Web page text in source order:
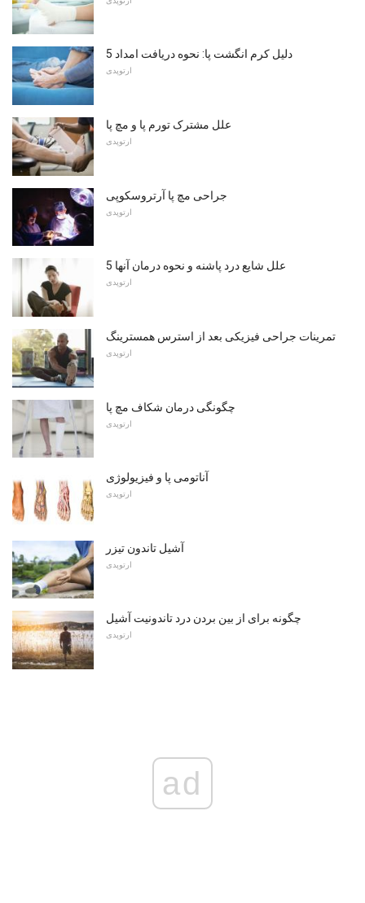
5 دلیل کرم انگشت پا: نحوه دریافت امداد
ارتوپدی
علل مشترک تورم پا و مچ پا
ارتوپدی
جراحی مچ پا آرتروسکوپی
ارتوپدی
5 علل شایع درد پاشنه و نحوه درمان آنها
ارتوپدی
تمرینات جراحی فیزیکی بعد از استرس همسترینگ
ارتوپدی
چگونگی درمان شکاف مچ پا
ارتوپدی
آناتومی پا و فیزیولوژی
ارتوپدی
آشیل تاندون تیزر
ارتوپدی
چگونه برای از بین بردن درد تاندونیت آشیل
ارتوپدی
ad